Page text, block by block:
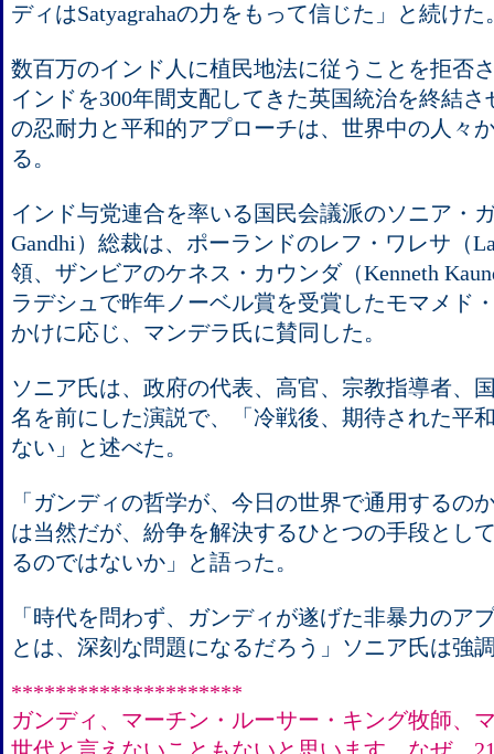
ディはSatyagrahaの力をもって信じた」と続けた
数百万のインド人に植民地法に従うことを拒否
インドを300年間支配してきた英国統治を終結
の忍耐力と平和的アプローチは、世界中の人々
る。
インド与党連合を率いる国民会議派のソニア・
Gandhi）総裁は、ポーランドのレフ・ワレサ（
領、ザンビアのケネス・カウンダ（Kenneth
ラデシュで昨年ノーベル賞を受賞したモマメド
かけに応じ、マンデラ氏に賛同した。
ソニア氏は、政府の代表、高官、宗教指導者、
名を前にした演説で、「冷戦後、期待された平
ない」と述べた。
「ガンディの哲学が、今日の世界で通用するの
は当然だが、紛争を解決するひとつの手段とし
るのではないか」と語った。
「時代を問わず、ガンディが遂げた非暴力のア
とは、深刻な問題になるだろう」ソニア氏は強
*********************
ガンディ、マーチン・ルーサー・キング牧師、